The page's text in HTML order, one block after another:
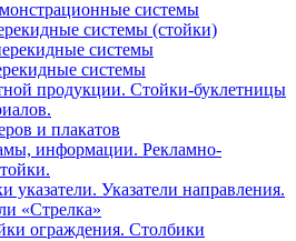
системы
системы (стойки)
системы
системы
продукции. Стойки-буклетницы
и плакатов
информации. Рекламно-
указатели. Указатели направления.
«Стрелка»
ограждения. Столбики